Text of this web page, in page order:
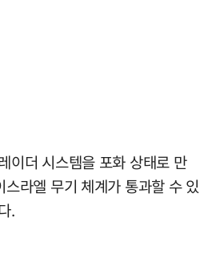
이더 시스템을 포화 상태로 만
라엘 무기 체계가 통과할 수 있
.